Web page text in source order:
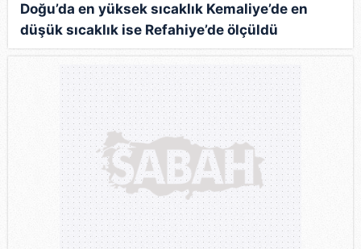
Doğu’da en yüksek sıcaklık Kemaliye’de en
düşük sıcaklık ise Refahiye’de ölçüldü